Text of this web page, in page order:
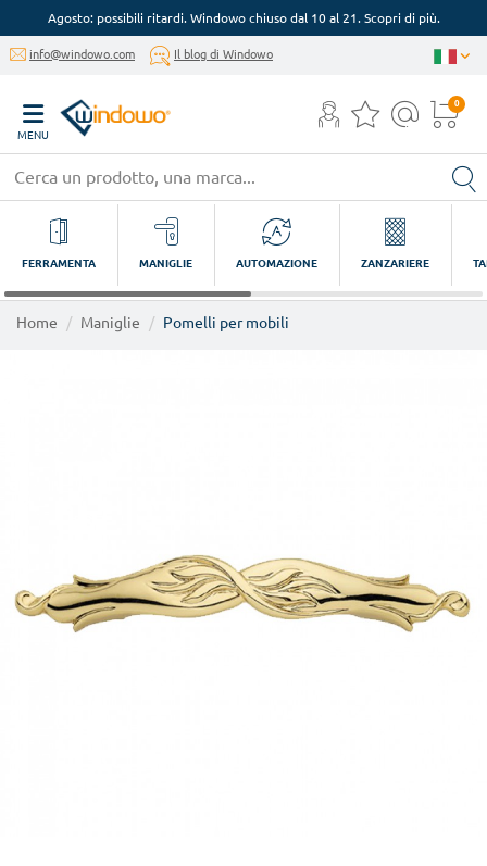
Agosto: possibili ritardi. Windowo chiuso dal 10 al 21. Scopri di più.
info@windowo.com Il blog di Windowo
MENU
0
FERRAMENTA MANIGLIE AUTOMAZIONE ZANZARIERE
Home Maniglie Pomelli per mobili